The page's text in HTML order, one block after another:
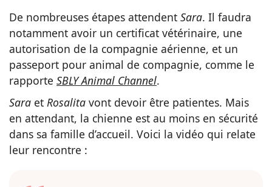
De nombreuses étapes attendent Sara. Il faudra
notamment avoir un certificat vétérinaire, une
autorisation de la compagnie aérienne, et un
passeport pour animal de compagnie, comme le
rapporte SBLY Animal Channel.
Sara et Rosalita vont devoir être patientes. Mais
en attendant, la chienne est au moins en sécurité
dans sa famille d’accueil. Voici la vidéo qui relate
leur rencontre :